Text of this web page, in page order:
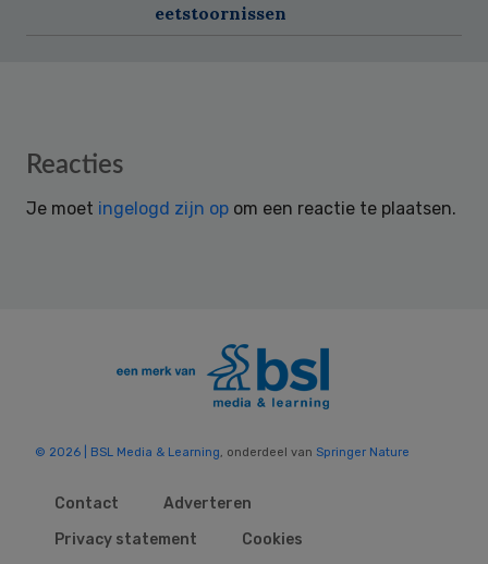
eetstoornissen
Reader
Reacties
Je moet ingelogd zijn op om een reactie te plaatsen.
© 2026 | BSL Media & Learning , onderdeel van Springer Nature
Contact
Adverteren
Privacy statement
Cookies